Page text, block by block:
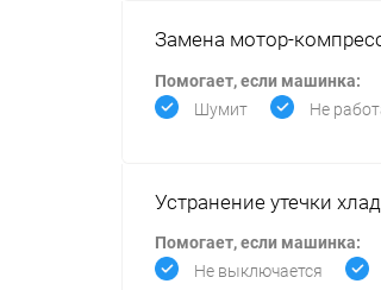
Замена мотор-
Помогает, если машинка:
Шумит
Не
Устранение утечки
Помогает, если машинка:
Не выключается